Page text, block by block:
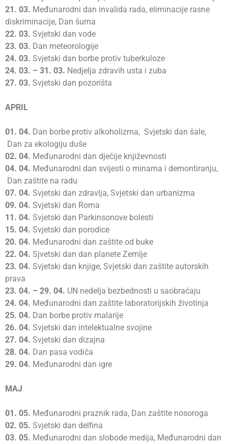
21. 03. Međunarodni dan invalida rada, eliminacije rasne
diskriminacije, Dan šuma
22. 03. Svjetski dan vode
23. 03. Dan meteorologije
24. 03. Svjetski dan borbe protiv tuberkuloze
24. 03. – 31. 03. Nedjelja zdravih usta i zuba
27. 03. Svjetski dan pozorišta
APRIL
01. 04. Dan borbe protiv alkoholizma, Svjetski dan šale,
Dan za ekologiju duše
02. 04. Međunarodni dan dječije književnosti
04. 04. Međunarodni dan svijesti o minama i demontiranju,
Dan zaštite na radu
07. 04. Svjetski dan zdravlja, Svjetski dan urbanizma
09. 04. Svjetski dan Roma
11. 04. Svjetski dan Parkinsonove bolesti
15. 04. Svjetski dan porodice
20. 04. Međunarodni dan zaštite od buke
22. 04. Sjvetski dan dan planete Zemlje
23. 04. Svjetski dan knjige, Svjetski dan zaštite autorskih
prava
23. 04. – 29. 04. UN nedelja bezbednosti u saobraćaju
24. 04. Međunarodni dan zaštite laboratorijskih životinja
25. 04. Dan borbe protiv malarije
26. 04. Svjetski dan intelektualne svojine
27. 04. Svjetski dan dizajna
28. 04. Dan pasa vodiča
29. 04. Međunarodni dan igre
MAJ
01. 05. Međunarodni praznik rada, Dan zaštite nosoroga
02. 05. Svjetski dan delfina
03. 05. Međunarodni dan slobode medija, Međunarodni dan